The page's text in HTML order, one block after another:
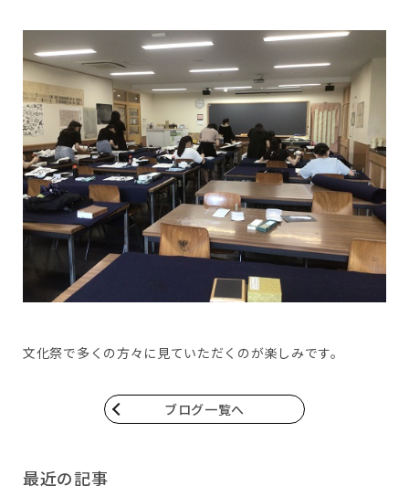
文化祭で多くの方々に見ていただくのが楽しみです。
ブログ一覧へ
最近の記事